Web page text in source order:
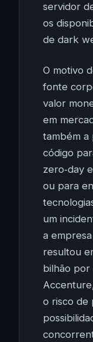
servidor
os
de dark
O motivo
fonte
valor
em
também a
código
zero‑day
ou para
um
a
resultou
bilhão por
o risco de